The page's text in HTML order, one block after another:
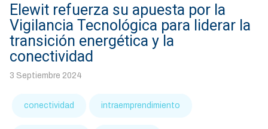
Elewit refuerza su apuesta por la
Vigilancia Tecnológica para liderar la
transición energética y la
conectividad
3 Septiembre 2024
conectividad intraemprendimiento